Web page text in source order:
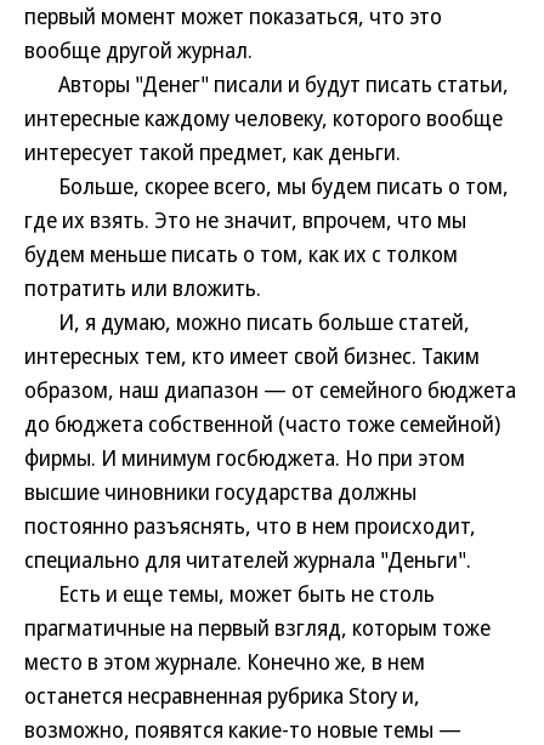
первый момент может показаться, что это
вообще другой журнал.
Авторы "Денег" писали и будут писать статьи,
интересные каждому человеку, которого вообще
интересует такой предмет, как деньги.
Больше, скорее всего, мы будем писать о том,
где их взять. Это не значит, впрочем, что мы
будем меньше писать о том, как их с толком
потратить или вложить.
И, я думаю, можно писать больше статей,
интересных тем, кто имеет свой бизнес. Таким
образом, наш диапазон — от семейного бюджета
до бюджета собственной (часто тоже семейной)
фирмы. И минимум госбюджета. Но при этом
высшие чиновники государства должны
постоянно разъяснять, что в нем происходит,
специально для читателей журнала "Деньги".
Есть и еще темы, может быть не столь
прагматичные на первый взгляд, которым тоже
место в этом журнале. Конечно же, в нем
останется несравненная рубрика Story и,
возможно, появятся какие-то новые темы —